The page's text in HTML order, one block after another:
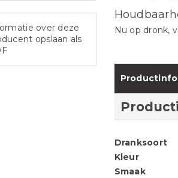
over deze
opslaan als
Nu op dronk,
Dranksoort
Kleur
Smaak